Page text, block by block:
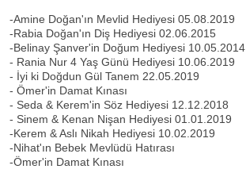
-Amine Doğan'ın Mevlid Hediyesi 05.08.2019
-Rabia Doğan'ın Diş Hediyesi 02.06.2015
-Belinay Şanver'in Doğum Hediyesi 10.05.2014
- Rania Nur 4 Yaş Günü Hediyesi 10.06.2019
- İyi ki Doğdun Gül Tanem 22.05.2019
- Ömer'in Damat Kınası
- Seda & Kerem'in Söz Hediyesi 12.12.2018
- Sinem & Kenan Nişan Hediyesi 01.01.2019
-Kerem & Aslı Nikah Hediyesi 10.02.2019
-Nihat'ın Bebek Mevlüdü Hatırası
-Ömer'in Damat Kınası